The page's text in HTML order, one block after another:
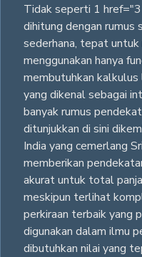
Tidak seperti 1
dihitung dengan rumus
sederhana, tepat
menggunakan hanya
membutuhkan kalkulus
yang dikenal sebagai
banyak rumus
ditunjukkan di sini
India yang cemerlang
memberikan
akurat untuk total
meskipun terlihat
perkiraan terbaik yang
digunakan dalam ilmu
dibutuhkan nilai yang